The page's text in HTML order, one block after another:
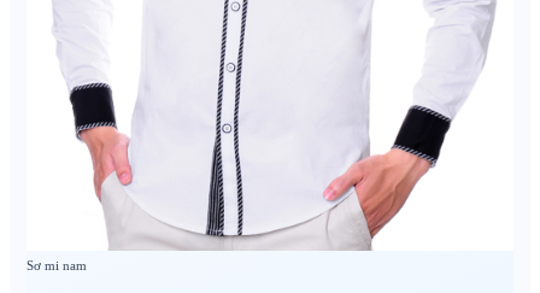
Sơ mi nam